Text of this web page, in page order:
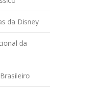
da Disney
da